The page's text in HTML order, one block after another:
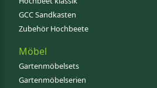
GCC Sandkasten
Zubehör Hochbeete
Möbel
Gartenmöbelsets
Gartenmöbelserien